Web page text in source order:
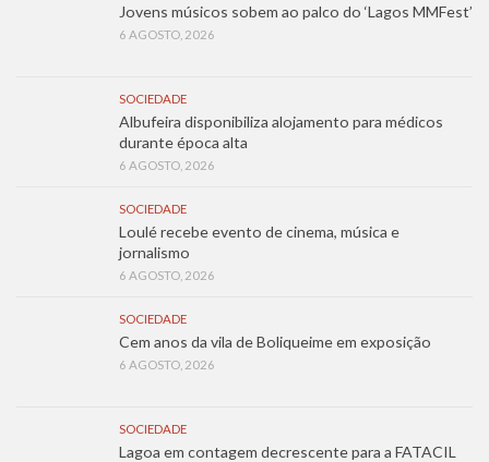
Jovens músicos sobem ao palco do ‘Lagos MMFest’
6 AGOSTO, 2026
SOCIEDADE
Albufeira disponibiliza alojamento para médicos
durante época alta
6 AGOSTO, 2026
SOCIEDADE
Loulé recebe evento de cinema, música e
jornalismo
6 AGOSTO, 2026
SOCIEDADE
Cem anos da vila de Boliqueime em exposição
6 AGOSTO, 2026
SOCIEDADE
Lagoa em contagem decrescente para a FATACIL